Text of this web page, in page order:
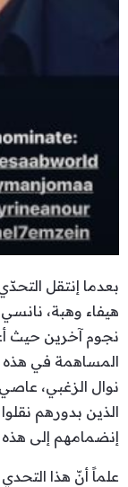
بعدما إنتقل
هيفاء وهبة،
نجوم آخرين حيث
المساهمة في هذه
نوال الزغبي،
الذين بدورهم
إنضمامهم إلى هذه
علماً أنّ هذا